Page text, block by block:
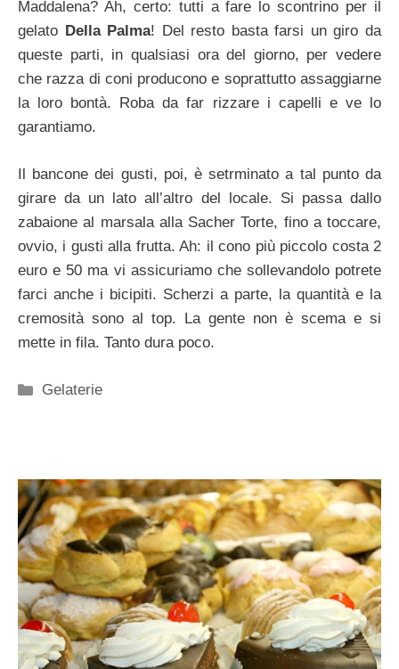
Maddalena? Ah, certo: tutti a fare lo scontrino per il
gelato Della Palma! Del resto basta farsi un giro da
queste parti, in qualsiasi ora del giorno, per vedere
che razza di coni producono e soprattutto assaggiarne
la loro bontà. Roba da far rizzare i capelli e ve lo
garantiamo.
Il bancone dei gusti, poi, è setrminato a tal punto da
girare da un lato all’altro del locale. Si passa dallo
zabaione al marsala alla Sacher Torte, fino a toccare,
ovvio, i gusti alla frutta. Ah: il cono più piccolo costa 2
euro e 50 ma vi assicuriamo che sollevandolo potrete
farci anche i bicipiti. Scherzi a parte, la quantità e la
cremosità sono al top. La gente non è scema e si
mette in fila. Tanto dura poco.
Categorie
Gelaterie